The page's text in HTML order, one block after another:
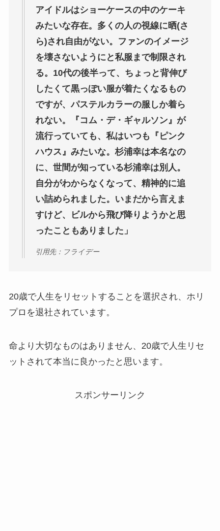
アイドルはショーケースの中のケーキ
みたいな存在。多くの人の視線に晒(さ
ら)され自由がない。ファンのイメージ
を壊さないようにと私服まで制限され
る。10代の後半って、ちょっと背伸び
したくて黒っぽい服が着たくなるもの
ですが、パステルカラーの服しか着ら
れない。『コム・デ・ギャルソン』が
流行っていても、私はいつも『ピンク
ハウス』みたいな。杉浦幸は本名なの
に、世間が知っている杉浦幸は別人。
自分がわからなくなって、精神的に追
い詰められました。いまだから言えま
すけど、ビルから飛び降りようかと思
ったこともありました」
引用先：フライデー
20歳で人生をリセットすることを選択され、ホリ
プロを退社されています。
命より大切なものはありません、20歳で人生リセ
ットされて本当に良かったと思います。
スポンサーリンク